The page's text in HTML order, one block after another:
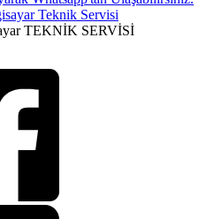
TEKNİK SERVİSİ